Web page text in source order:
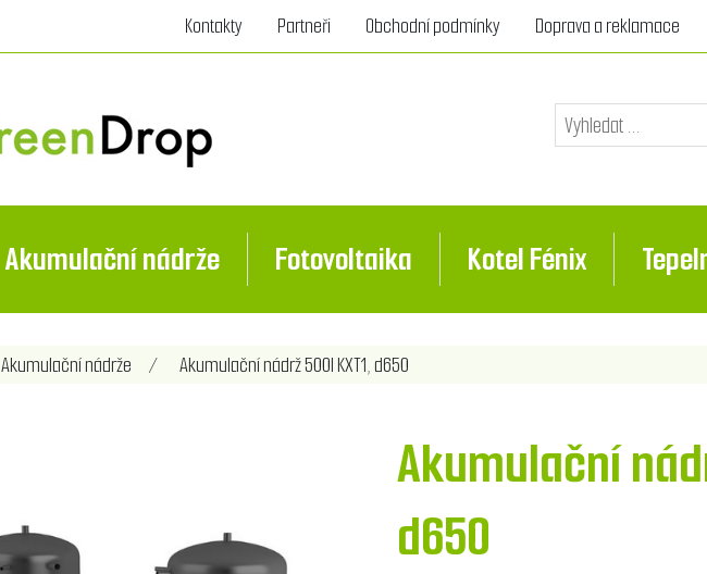
Kontakty Partneři Obchodní podmínky Doprava a reklamace
Akumulační nádrže Fotovoltaika Kotel Fénix
Akumulační nádrže / Akumulační nádrž 500l KXT1, d650
Akumulační
d650